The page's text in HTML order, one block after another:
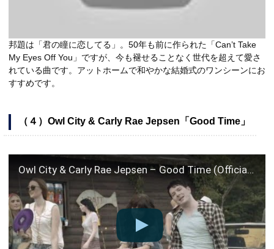
邦題は「君の瞳に恋してる」。50年も前に作られた「Can’t Take
My Eyes Off You」ですが、今も褪せることなく世代を超えて愛さ
れている曲です。アットホームで和やかな結婚式のワンシーンにお
すすめです。
（４）Owl City & Carly Rae Jepsen「Good Time」
Owl City & Carly Rae Jepsen – Good Time (Official Video)